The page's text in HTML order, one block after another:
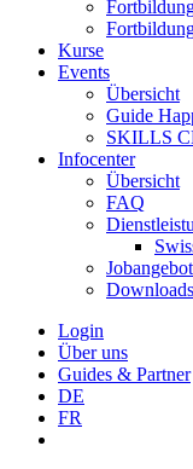
Kurse
Events
Übersicht
Guide
SKILLS
Infocenter
Übersicht
FAQ
Downloads
Login
Über uns
Guides & Partner
DE
FR